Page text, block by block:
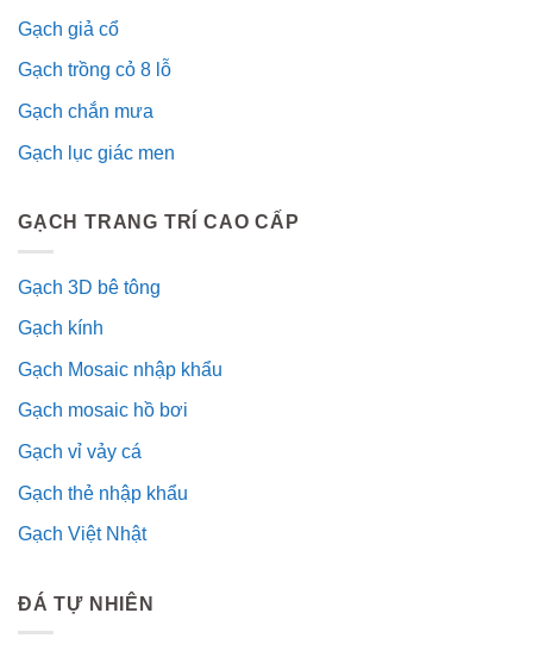
Gạch giả cổ
Gạch trồng cỏ 8 lỗ
Gạch chắn mưa
Gạch lục giác men
GẠCH TRANG TRÍ CAO CẤP
Gạch 3D bê tông
Gạch kính
Gạch Mosaic nhập khẩu
Gạch mosaic hồ bơi
Gạch vỉ vảy cá
Gạch thẻ nhập khẩu
Gạch Việt Nhật
ĐÁ TỰ NHIÊN